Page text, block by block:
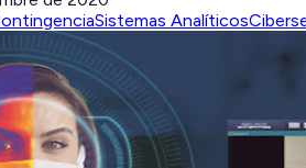
Sistemas Analíticos